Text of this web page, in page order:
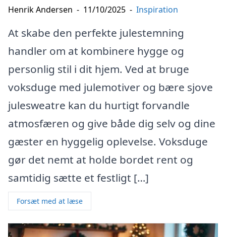
Henrik Andersen - 11/10/2025 - Inspiration
At skabe den perfekte julestemning
handler om at kombinere hygge og
personlig stil i dit hjem. Ved at bruge
voksduge med julemotiver og bære sjove
julesweatre kan du hurtigt forvandle
atmosfæren og give både dig selv og dine
gæster en hyggelig oplevelse. Voksduge
gør det nemt at holde bordet rent og
samtidig sætte et festligt […]
Forsæt med at læse